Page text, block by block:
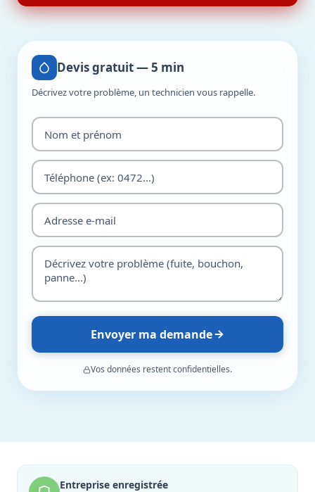
Devis gratuit — 5 min
Décrivez votre problème, un technicien vous rappelle.
Envoyer ma demande
Vos données restent confidentielles.
Entreprise enregistrée